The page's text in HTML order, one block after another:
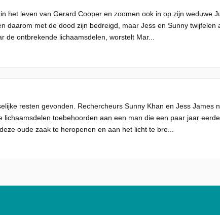
het leven van Gerard Cooper en zoomen ook in op zijn weduwe
daarom met de dood zijn bedreigd, maar Jess en Sunny twijfelen
ontbrekende lichaamsdelen, worstelt Mar...
resten gevonden. Rechercheurs Sunny Khan en Jess James
toebehoorden aan een man die een paar jaar
oude zaak te heropenen en aan het licht te bre...